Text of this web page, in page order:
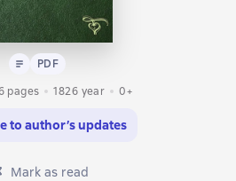
Text PDF
PDF
pages
1826 year 0+
to author’s updates
Mark as read